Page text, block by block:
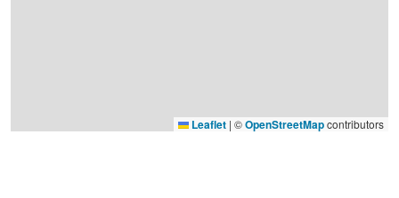
Leaflet | ©OpenStreetMapcontributors